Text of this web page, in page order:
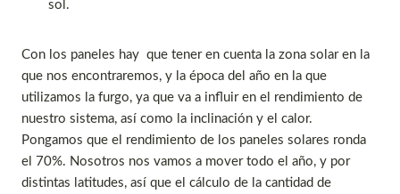
sol.
Con los paneles hay que tener en cuenta la zona solar en la
que nos encontraremos, y la época del año en la que
utilizamos la furgo, ya que va a influir en el rendimiento de
nuestro sistema, así como la inclinación y el calor.
Pongamos que el rendimiento de los paneles solares ronda
el 70%. Nosotros nos vamos a mover todo el año, y por
distintas latitudes, así que el cálculo de la cantidad de